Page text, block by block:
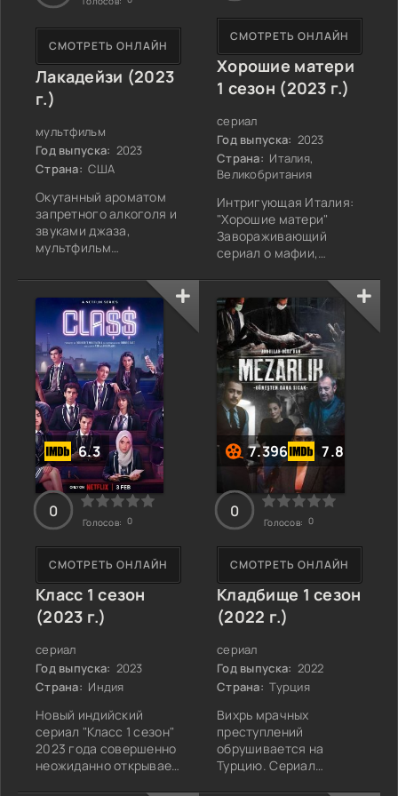
Лакадейзи (2023
г.)
мультфильм
Год выпуска: 2023
Страна: США
Окутанный ароматом
запретного алкоголя и
звуками джаза,
мультфильм
переносит зрителей в
неповторимую
атмосферу Сент-Луиса
1920-х годов, время,
когда Америка жила
под неумолимым
ритмом совершенно
особого бита - шума
подпольных заведений
и стуков сердец
гангстеров и
СМОТРЕТЬ ОНЛАЙН
Хорошие матери
1 сезон (2023 г.)
сериал
Год выпуска: 2023
Страна: Италия,
Великобритания
Интригующая Италия:
"Хорошие матери"
Завораживающий
сериал о мафии,
сезон" заручился
вниманием зрителей с
его премьеры 21
февраля 2023 года.
Сюжетная линия
погружает в события,
которые начали
складываться семь лет
назад, когда Леа
Гарофоло сделала
роковой шаг,
СМОТРЕТЬ ОНЛАЙН
6.3
Класс 1 сезон
(2023 г.)
сериал
Год выпуска: 2023
Страна: Индия
Новый индийский
сериал "Класс 1 сезон"
2023 года совершенно
неожиданно открывает
СМОТРЕТЬ ОНЛАЙН
0
Голосов: 0
7.396 7.8
Кладбище 1 сезон
(2022 г.)
сериал
Год выпуска: 2022
Страна: Турция
Вихрь мрачных
преступлений
обрушивается на
Турцию. Сериал
СМОТРЕТЬ ОНЛАЙН
0
Голосов: 0